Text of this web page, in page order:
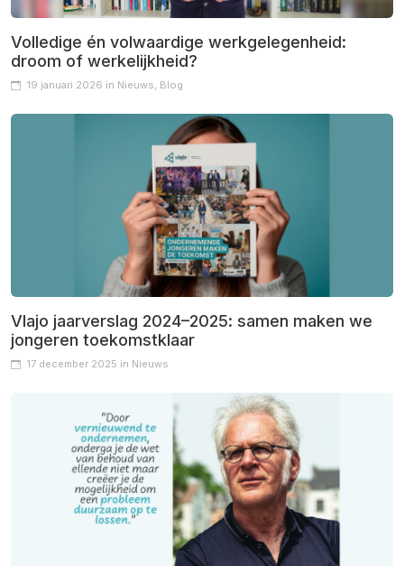
Volledige én volwaardige werkgelegenheid:
droom of werkelijkheid?
19 januari 2026 in Nieuws, Blog
Vlajo jaarverslag 2024–2025: samen maken we
jongeren toekomstklaar
17 december 2025 in Nieuws